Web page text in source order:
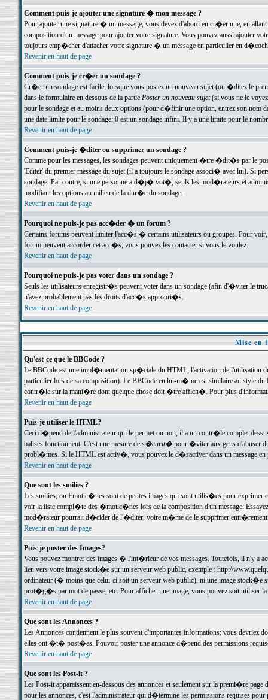
Comment puis-je ajouter une signature � mon message ?
Pour ajouter une signature � un message, vous devez d'abord en cr�er une, en
composition d'un message pour ajouter votre signature. Vous pouvez aussi ajouter
toujours emp�cher d'attacher votre signature � un message en particulier en
Revenir en haut de page
Comment puis-je cr�er un sondage ?
Cr�er un sondage est facile; lorsque vous postez un nouveau sujet (ou �ditez le
dans le formulaire en dessous de la partie Poster un nouveau sujet(si vous ne le voyez
pour le sondage et au moins deux options (pour d�finir une option, entrez son nom
une date limite pour le sondage; 0 est un sondage infini. Il y a une limite pour le
Revenir en haut de page
Comment puis-je �diter ou supprimer un sondage ?
Comme pour les messages, les sondages peuvent uniquement �tre �dit�s par le
'Editer' du premier message du sujet (il a toujours le sondage associ� avec lui). Si
sondage. Par contre, si une personne a d�j� vot�, seuls les mod�rateurs et
modifiant les options au milieu de la dur�e du sondage.
Revenir en haut de page
Pourquoi ne puis-je pas acc�der � un forum ?
Certains forums peuvent limiter l'acc�s � certains utilisateurs ou groupes. Pour
forum peuvent accorder cet acc�s; vous pouvez les contacter si vous le voulez.
Revenir en haut de page
Pourquoi ne puis-je pas voter dans un sondage ?
Seuls les utilisateurs enregistr�s peuvent voter dans un sondage (afin d'�viter le
n'avez probablement pas les droits d'acc�s appropri�s.
Revenir en haut de page
Mise en
Qu'est-ce que le BBCode ?
Le BBCode est une impl�mentation sp�ciale du HTML; l'activation de l'utilisation
particulier lors de sa composition). Le BBCode en lui-m�me est similaire au style
contr�le sur la mani�re dont quelque chose doit �tre affich�. Pour plus
Revenir en haut de page
Puis-je utiliser le HTML?
Ceci d�pend de l'administrateur qui le permet ou non; il a un contr�le complet
balises fonctionnent. C'est une mesure de s�curit�pour �viter aux gens d'abuser
probl�mes. Si le HTML est activ�, vous pouvez le d�sactiver dans un message en
Revenir en haut de page
Que sont les smilies ?
Les smilies, ou Emotic�nes sont de petites images qui sont utilis�es pour exprimer
voir la liste compl�te des �motic�nes lors de la composition d'un message.
mod�rateur pourrait d�cider de l'�diter, voire m�me de le supprimer
Revenir en haut de page
Puis-je poster des Images?
Vous pouvez montrer des images � l'int�rieur de vos messages. Toutefois, il n'y a
lien vers votre image stock�e sur un serveur web public, exemple : http://
ordinateur (� moins que celui-ci soit un serveur web public), ni une image stock�e
prot�g�s par mot de passe, etc. Pour afficher une image, vous pouvez soit
Revenir en haut de page
Que sont les Annonces ?
Les Annonces contiennent le plus souvent d'importantes informations; vous devriez
elles ont �t� post�es. Pouvoir poster une annonce d�pend des permissions
Revenir en haut de page
Que sont les Post-it ?
Les Post-it apparaissent en-dessous des annonces et seulement sur la premi�re
pour les annonces, c'est l'administrateur qui d�termine les permissions requises pour